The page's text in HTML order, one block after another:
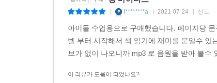
l********a 2021-07-24 신고
아이들 수업용으로 구매했습니다. 페이지당
벨 부터 시작해서 책 읽기에 재미를 붙일수
브가 없이 나오니까 mp3 로 음원을 받아 볼
이 리뷰가 도움이 되었나요?